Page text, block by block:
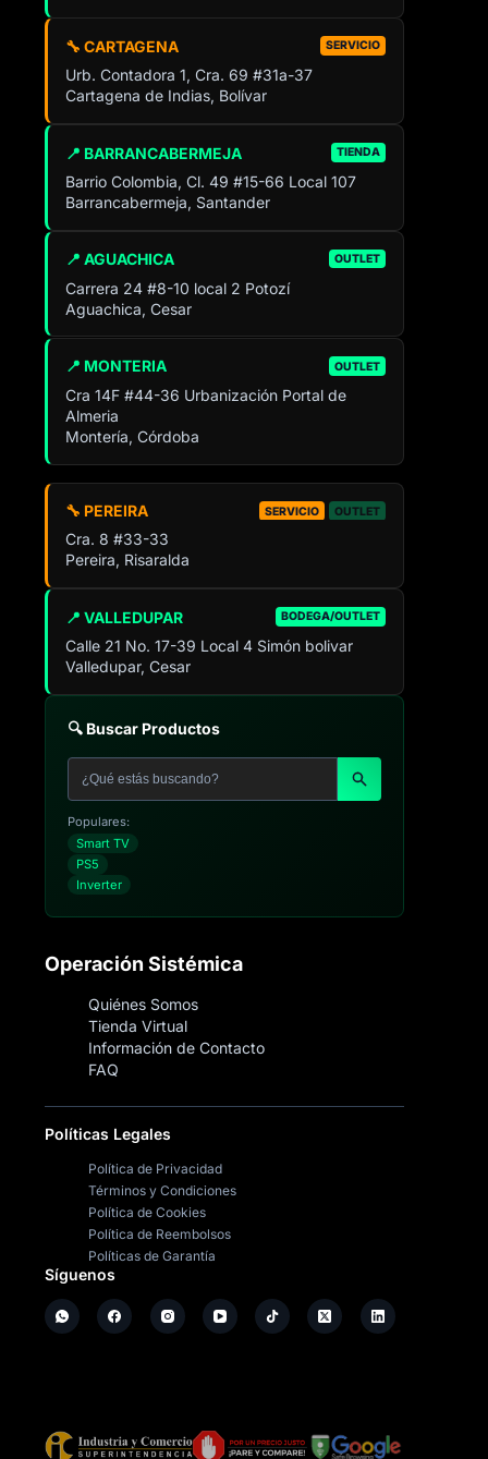
🔧 CARTAGENA SERVICIO
Urb. Contadora 1, Cra. 69 #31a-37
Cartagena de Indias, Bolívar
📍 BARRANCABERMEJA TIENDA
Barrio Colombia, Cl. 49 #15-66 Local 107
Barrancabermeja, Santander
📍 AGUACHICA OUTLET
Carrera 24 #8-10 local 2 Potozí
Aguachica, Cesar
📍 MONTERIA OUTLET
Cra 14F #44-36 Urbanización Portal de
Almeria
Montería, Córdoba
📍 VALLEDUPAR BODEGA/OUTLET
Calle 21 No. 17-39 Local 4 Simón bolivar
Valledupar, Cesar
🔧 PEREIRA SERVICIO OUTLET
Cra. 8 #33-33
Pereira, Risaralda
🔍 Buscar Productos
Populares:
Smart TV
PS5
Inverter
Operación Sistémica
Quiénes Somos
Tienda Virtual
Información de Contacto
FAQ
Políticas Legales
Política de Privacidad
Términos y Condiciones
Política de Cookies
Política de Reembolsos
Políticas de Garantía
Síguenos